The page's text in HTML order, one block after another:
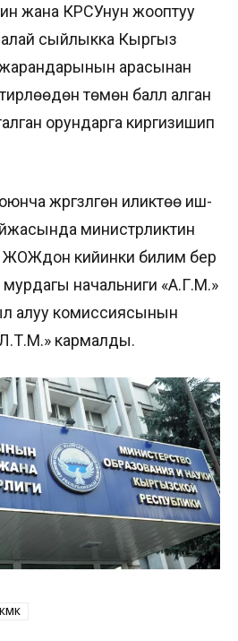
жана КРСУнун жооптуу
сыйлыкка Кыргыз
арасынан
төмөн балл алган
орундарга киргизишип
жүргүзүлгөн иликтөө иш-
министрликтин
кийинки билим берүү
начальниги «А.Г.М.»
алуу комиссиясынын
кармалды.